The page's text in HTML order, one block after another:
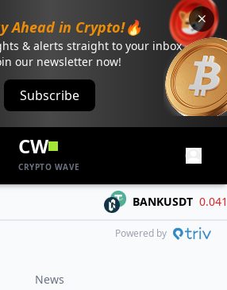
Ahead in Crypto!🔥
& alerts straight to your inbox
our newsletter now!
Subscribe
CW
CRYPTO WAVE
BANKUSDT 0.04179
Powered by
News